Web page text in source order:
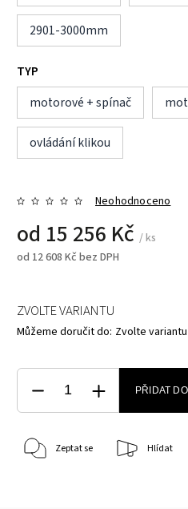
2901-3000mm
TYP
motorové + spínač
ovládání klikou
Neohodnoceno
od 15 256 Kč / ks
od 12 608 Kč bez DPH
ZVOLTE VARIANTU
Můžeme doručit do: Zvolte variantu
PŘIDAT
Zeptat se Hlídat